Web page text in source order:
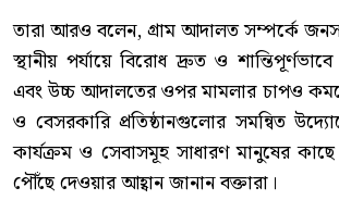
তারা আরও বলেন, গ্রাম আদালত সম্পর্কে
স্থানীয় পর্যায়ে বিরোধ দ্রুত ও
এবং উচ্চ আদালতের ওপর মামলার চাপও
ও বেসরকারি প্রতিষ্ঠানগুলোর সমন্বিত
কার্যক্রম ও সেবাসমূহ সাধারণ মানুষের
পৌঁছে দেওয়ার আহ্বান জানান বক্তারা।